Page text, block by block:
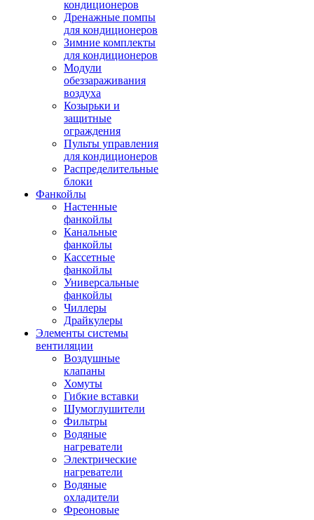
кондиционеров
Дренажные помпы
для кондиционеров
Зимние комплекты
для кондиционеров
Модули
обеззараживания
воздуха
Козырьки и
защитные
ограждения
Пульты управления
для кондиционеров
Распределительные
блоки
Фанкойлы
Настенные
фанкойлы
Канальные
фанкойлы
Кассетные
фанкойлы
Универсальные
фанкойлы
Чиллеры
Драйкулеры
Элементы системы
вентиляции
Воздушные
клапаны
Хомуты
Гибкие вставки
Шумоглушители
Фильтры
Водяные
нагреватели
Электрические
нагреватели
Водяные
охладители
Фреоновые